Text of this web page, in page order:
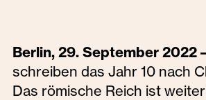
Berlin, 29. September 2022
schreiben das Jahr 10 nach
Das römische Reich ist